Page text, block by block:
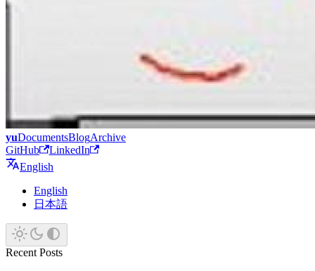
yuDocumentsBlogArchive
GitHub
LinkedIn
English
English
日本語
Recent Posts